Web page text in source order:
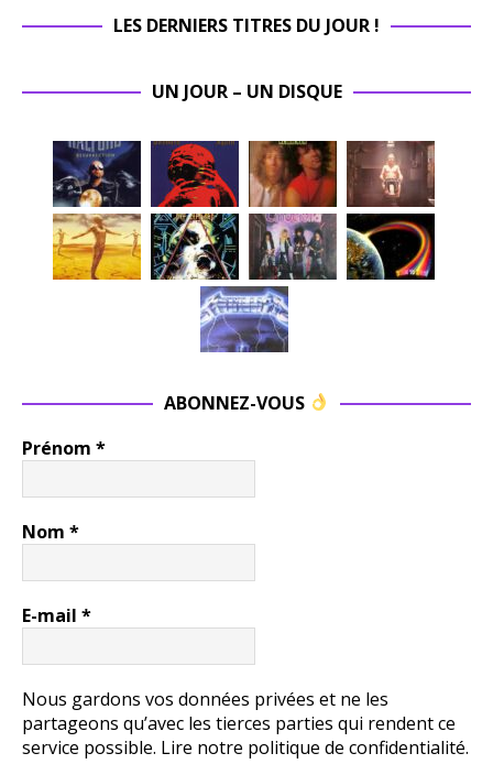
LES DERNIERS TITRES DU JOUR !
UN JOUR – UN DISQUE
ABONNEZ-VOUS
Prénom *
Nom *
E-mail *
Nous gardons vos données privées et ne les
partageons qu’avec les tierces parties qui rendent ce
service possible. Lire notre politique de confidentialité.